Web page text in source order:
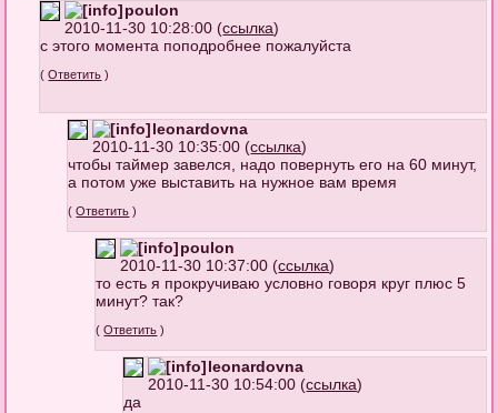
poulon
2010-11-30 10:28:00 (ссылка)
с этого момента поподробнее пожалуйста
(Ответить )
leonardovna
2010-11-30 10:35:00 (ссылка)
чтобы таймер завелся, надо повернуть его на 60 минут,
а потом уже выставить на нужное вам время
(Ответить )
poulon
2010-11-30 10:37:00 (ссылка)
то есть я прокручиваю условно говоря круг плюс 5
минут? так?
(Ответить )
leonardovna
2010-11-30 10:54:00 (ссылка)
да